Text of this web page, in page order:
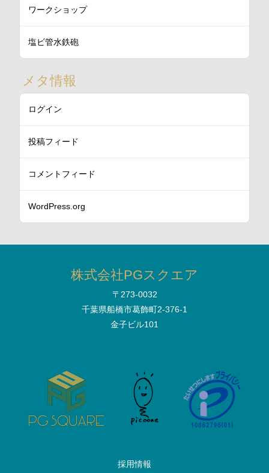
ワークショップ
塩ビ管水鉄砲
メタ情報
ログイン
投稿フィード
コメントフィード
WordPress.org
株式会社PGスクエア
〒273-0032
千葉県船橋市葛飾町2-376-1
金子ビル101
採用情報